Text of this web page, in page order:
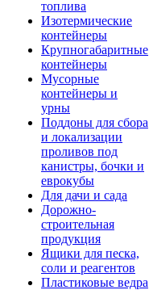
топлива
Изотермические
контейнеры
Крупногабаритные
контейнеры
Мусорные
контейнеры и
урны
Поддоны для сбора
и локализации
проливов под
канистры, бочки и
еврокубы
Для дачи и сада
Дорожно-
строительная
продукция
Ящики для песка,
соли и реагентов
Пластиковые ведра